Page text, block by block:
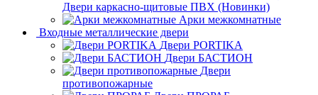
Двери каркасно-щитовые ПВХ (Новинки)
Арки межкомнатные
Входные металлические двери
Двери PORTIKA
Двери БАСТИОН
Двери
противопожарные